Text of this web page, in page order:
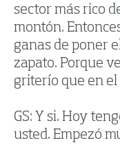
sector más rico
montón.
ganas de poner
zapato. Porque
griterío que en el
GS: Y si. Hoy
usted. Empezó